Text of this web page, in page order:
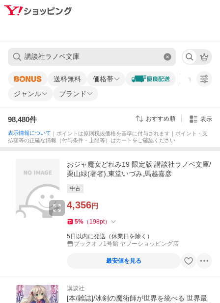
送料無料 価格帯 すべての条
ジャンル ブランド
98,480件 おすすめ順 表示
表示情報について ｜ポイントは原則税抜価格を基準に付与されます｜ポイント・支
払額等の正確な情報（付与条件・上限等）はカートをご確認ください
おジャ魔女どれみ19 限定版 講談社ラノベ文庫/
栗山緑(著者),東堂いづみ,馬越嘉彦
中古
4,356円
5% （ 198pt）
5日以内に発送（休業日を除く）
ブックオフ1号館 ヤフーショッピング店
最安値を見る
講談社
[本/雑誌]/冰剣の魔術師が世界を統べる 世界最